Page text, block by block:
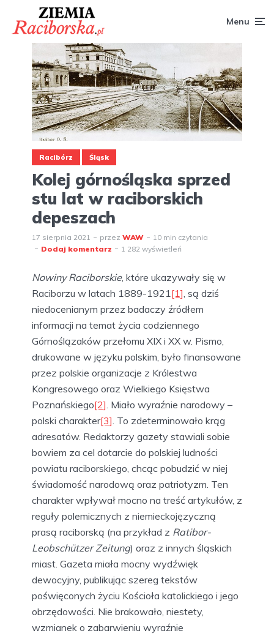
Menu
Racibórz Śląsk
Kolej górnośląska sprzed
stu lat w raciborskich
depeszach
17 sierpnia 2021 przez WAW
10 min czytania
Dodaj komentarz
1 282 wyświetleń
Nowiny Raciborskie, które ukazywały się w
Raciborzu w latach 1889-1921 [1] , są dziś
niedocenianym przez badaczy źródłem
informacji na temat życia codziennego
Górnoślązaków przełomu XIX i XX w. Pismo,
drukowane w języku polskim, było finansowane
przez polskie organizacje z Królestwa
Kongresowego oraz Wielkiego Księstwa
Poznańskiego[2] . Miało wyraźnie narodowy –
polski charakter[3] . To zdeterminowało krąg
adresatów. Redaktorzy gazety stawiali sobie
bowiem za cel dotarcie do polskiej ludności
powiatu raciborskiego, chcąc pobudzić w niej
świadomość narodową oraz patriotyzm. Ten
charakter wpływał mocno na treść artykułów, z
reguły polemicznych z niemieckojęzyczną
prasą raciborską (na przykład z Ratibor-
Leobschützer Zeitung) oraz z innych śląskich
miast. Gazeta miała mocny wydźwięk
dewocyjny, publikując szereg tekstów
poświęconych życiu Kościoła katolickiego i jego
obrzędowości. Nie brakowało, niestety,
wzmianek o zabarwieniu wyraźnie